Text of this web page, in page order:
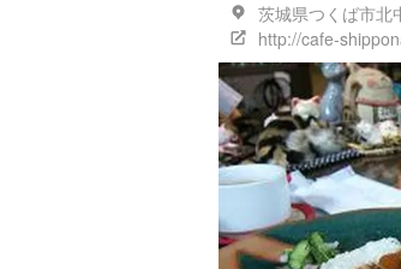
茨城県つくば市北
http://cafe-